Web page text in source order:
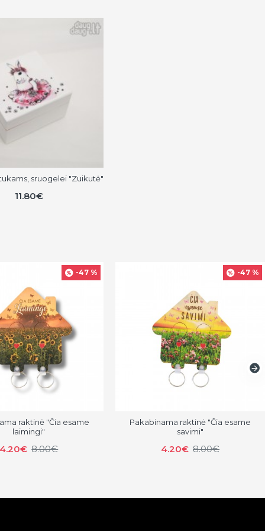
sruogelei "Zuikutė"
11.80€
-47 %
raktinė "Čia esame
laimingi"
4.20€ 8.00€
-47 %
Pakabinama raktinė "Čia esame
savimi"
4.20€ 8.00€